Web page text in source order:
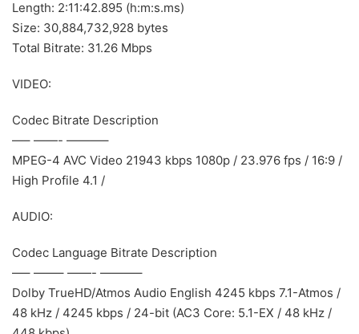
Length: 2:11:42.895 (h:m:s.ms)
Size: 30,884,732,928 bytes
Total Bitrate: 31.26 Mbps
VIDEO:
Codec Bitrate Description
—– ——- ———–
MPEG-4 AVC Video 21943 kbps 1080p / 23.976 fps / 16:9 /
High Profile 4.1 /
AUDIO:
Codec Language Bitrate Description
—– ——– ——- ———–
Dolby TrueHD/Atmos Audio English 4245 kbps 7.1-Atmos /
48 kHz / 4245 kbps / 24-bit (AC3 Core: 5.1-EX / 48 kHz /